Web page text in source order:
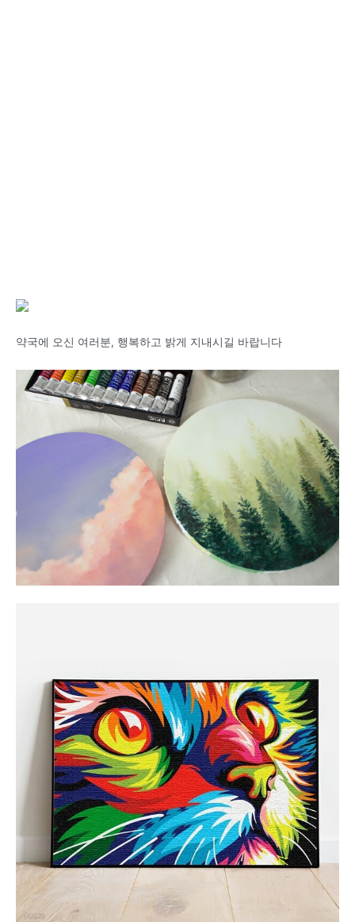
약국에 오신 여러분, 행복하고 밝게 지내시길 바랍니다